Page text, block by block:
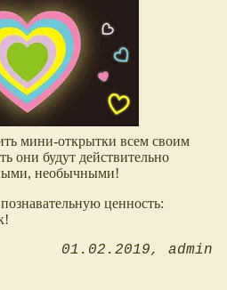
мини-открытки всем своим
они будут действительно
необычными!
ценность:
01.02.2019 admin